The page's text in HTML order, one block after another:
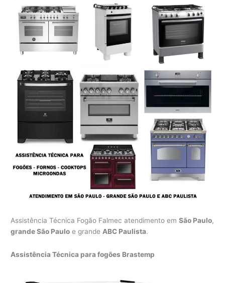
Assistência Técnica Fogão Falmec atendimento emSão Paulo,
grande São Paulo e grandeABC Paulista.
Assistência Técnica para fogões Brastemp